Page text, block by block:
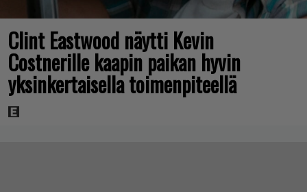
Clint Eastwood näytti Kevin
Costnerille kaapin paikan hyvin
yksinkertaisella toimenpiteellä